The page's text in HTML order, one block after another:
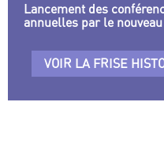
Lancement des
annuelles par le
VOIR LA FRISE